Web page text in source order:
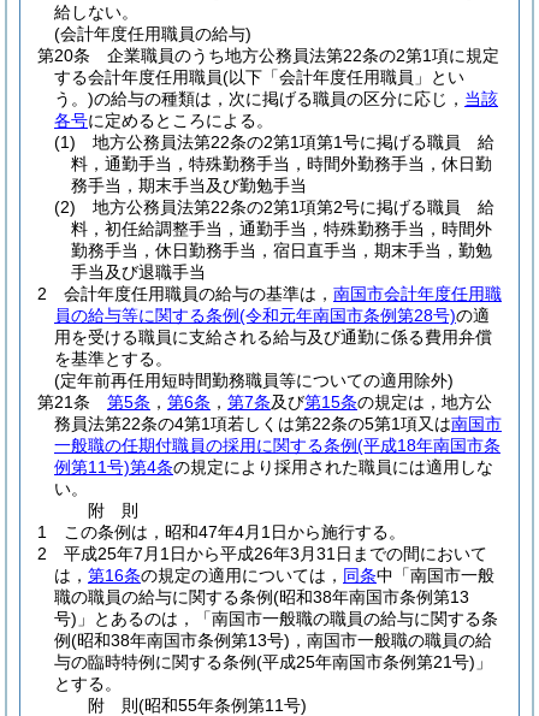
給しない。
(会計年度任用職員の給与)
第20条
企業職員のうち地方公務員法第22条の2第1項に規定
する会計年度任用職員(以下「会計年度任用職員」とい
う。)の給与の種類は，次に掲げる職員の区分に応じ， 当該
各号に定めるところによる。
(1)
地方公務員法第22条の2第1項第1号に掲げる職員 給
料，通勤手当，特殊勤務手当，時間外勤務手当，休日勤
務手当，期末手当及び勤勉手当
(2)
地方公務員法第22条の2第1項第2号に掲げる職員 給
料，初任給調整手当，通勤手当，特殊勤務手当，時間外
勤務手当，休日勤務手当，宿日直手当，期末手当，勤勉
手当及び退職手当
2
会計年度任用職員の給与の基準は， 南国市会計年度任用職
員の給与等に関する条例(令和元年南国市条例第28号)の適
用を受ける職員に支給される給与及び通勤に係る費用弁償
を基準とする。
(定年前再任用短時間勤務職員等についての適用除外)
第21条
第5条 ， 第6条 ， 第7条及び第15条の規定は，地方公
務員法第22条の4第1項若しくは第22条の5第1項又は南国市
一般職の任期付職員の採用に関する条例(平成18年南国市条
例第11号)第4条の規定により採用された職員には適用しな
い。
附 則
1
この条例は，昭和47年4月1日から施行する。
2
平成25年7月1日から平成26年3月31日までの間において
は， 第16条の規定の適用については， 同条中「南国市一般
職の職員の給与に関する条例(昭和38年南国市条例第13
号) 」とあるのは，「南国市一般職の職員の給与に関する条
例(昭和38年南国市条例第13号) ，南国市一般職の職員の給
与の臨時特例に関する条例(平成25年南国市条例第21号) 」
とする。
附 則(昭和55年条例第11号)